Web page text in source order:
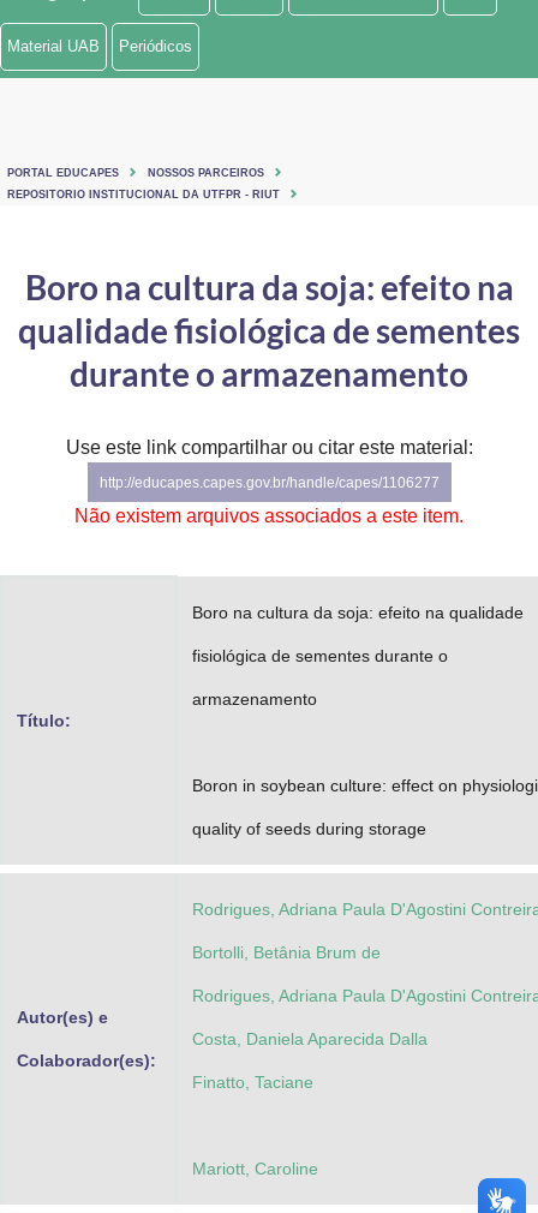
Ministério de Minas e Energia
Ministério do Turismo
Controladoria-Geral da União
Ministério da Mulher, da Família e dos Direitos Humanos
Secretaria de Governo
Gabinete de Segurança Institucional
Material UAB Periódicos
PORTAL EDUCAPES
NOSSOS PARCEIROS
REPOSITORIO INSTITUCIONAL DA UTFPR - RIUT
Boro na cultura da soja: efeito na
qualidade fisiológica de sementes
durante o armazenamento
Use este link compartilhar ou citar este material:
http://educapes.capes.gov.br/handle/capes/1106277
Não existem arquivos associados a este item.
Título:
Boro na cultura da soja: efeito na qualidade
fisiológica de sementes durante o
armazenamento
Boron in soybean culture: effect on
quality of seeds during storage
Autor(es) e
Colaborador(es):
Rodrigues, Adriana Paula D'Agostini
Bortolli, Betânia Brum de
Rodrigues, Adriana Paula D'Agostini
Costa, Daniela Aparecida Dalla
Finatto, Taciane
Mariott, Caroline